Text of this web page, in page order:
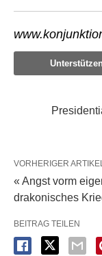
Unterstützen
VORHERIGER ARTIKEL
« Angst vorm
drakonisches
BEITRAG TEILEN